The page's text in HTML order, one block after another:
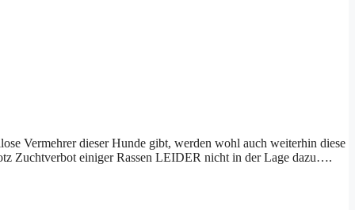
Vermehrer dieser Hunde gibt, werden wohl auch weiterhin diese
Zuchtverbot einiger Rassen LEIDER nicht in der Lage dazu….